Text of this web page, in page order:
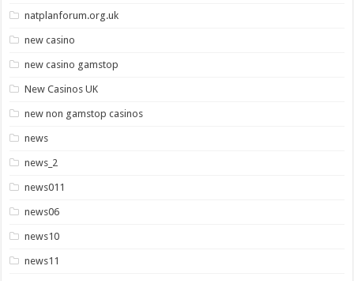
natplanforum.org.uk
new casino
new casino gamstop
New Casinos UK
new non gamstop casinos
news
news_2
news011
news06
news10
news11